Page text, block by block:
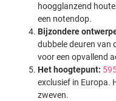
hoogglanzend
een notendop.
Bijzondere
dubbele deuren van
voor een opvallend
Het hoogtepunt:
exclusief in Europa.
zweven.